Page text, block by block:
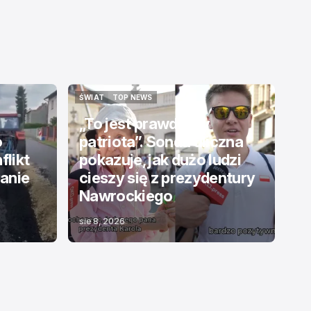
ŚWIAT
ŚWIAT
TOP NEWS
TOP NEWS
„To jest prawdziwy
patriota”. Sonda uliczna
pokazuje, jak dużo ludzi
cieszy się z prezydentury
Nawrockiego
sie 8, 2026